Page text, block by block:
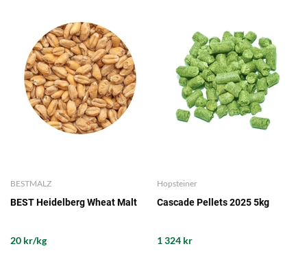
BESTMALZ
BEST Heidelberg Wheat Malt
20 kr/kg
Hopsteiner
Cascade Pellets 2025 5kg
1 324 kr